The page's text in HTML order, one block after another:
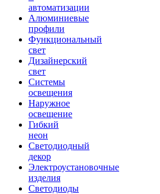
автоматизации
Алюминиевые
профили
Функциональный
свет
Дизайнерский
свет
Системы
освещения
Наружное
освещение
Гибкий
неон
Светодиодный
декор
Электроустановочные
изделия
Светодиоды